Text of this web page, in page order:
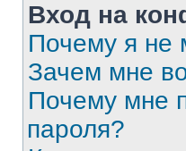
Вход на
Почему я не
Зачем мне
Почему мне
пароля?